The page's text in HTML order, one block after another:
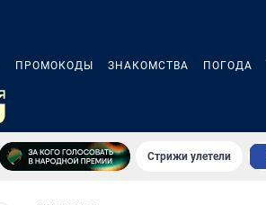
ПРОМОКОДЫ ЗНАКОМСТВА ПОГОДА
Стрижи улетели